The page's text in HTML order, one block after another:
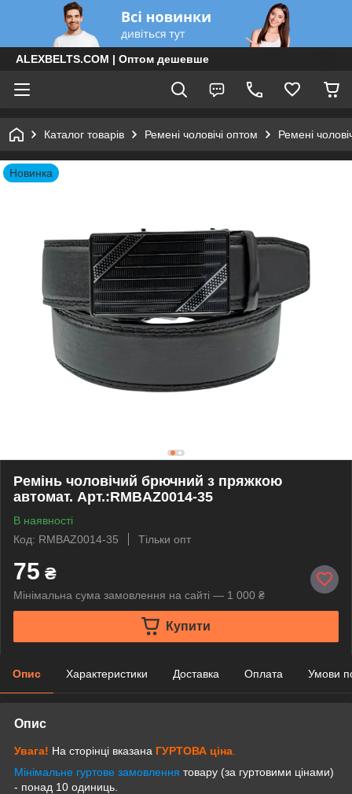
ALEXBELTS.COM | Оптом дешевше
Каталог товарів Ремені чоловічі оптом Ремені
Новинка
Ремінь чоловічий брючний з пряжкою
автомат. Арт.:RMBAZ0014-35
В наявності
Код: RMBAZ0014-35
Тільки опт
75 ₴
Мінімальна сума замовлення на сайті — 1 000 ₴
Купити
Опис Характеристики Доставка Оплата Умови
Опис
Увага! На сторінці вказана ГУРТОВА ціна
Мінімальне гуртове замовлення товару (за гуртовими цінами)
- понад 10 одиниць.